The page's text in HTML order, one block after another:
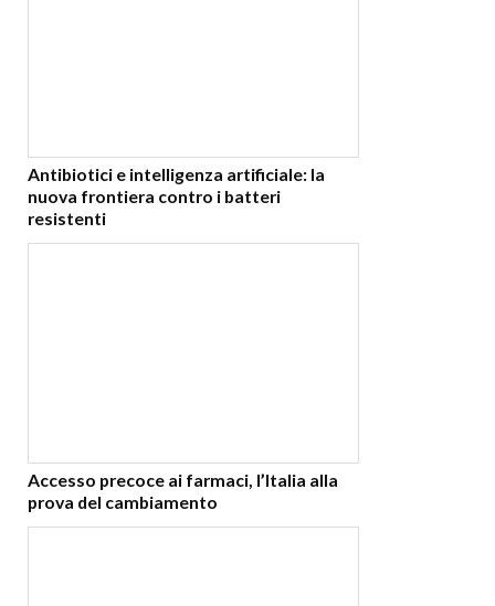
Antibiotici e intelligenza artificiale: la
nuova frontiera contro i batteri
resistenti
Accesso precoce ai farmaci, l’Italia alla
prova del cambiamento